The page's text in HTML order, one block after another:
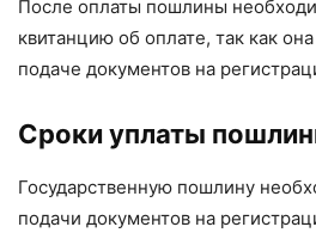
После оплаты пошлины
квитанцию об оплате, так как
подаче документов на
Сроки уплаты
Государственную пошлину
подачи документов на